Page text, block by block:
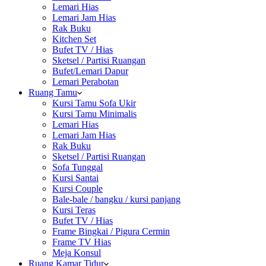
Lemari Hias
Lemari Jam Hias
Rak Buku
Kitchen Set
Bufet TV / Hias
Sketsel / Partisi Ruangan
Bufet/Lemari Dapur
Lemari Perabotan
Ruang Tamu
Kursi Tamu Sofa Ukir
Kursi Tamu Minimalis
Lemari Hias
Lemari Jam Hias
Rak Buku
Sketsel / Partisi Ruangan
Sofa Tunggal
Kursi Santai
Kursi Couple
Bale-bale / bangku / kursi panjang
Kursi Teras
Bufet TV / Hias
Frame Bingkai / Pigura Cermin
Frame TV Hias
Meja Konsul
Ruang Kamar Tidur